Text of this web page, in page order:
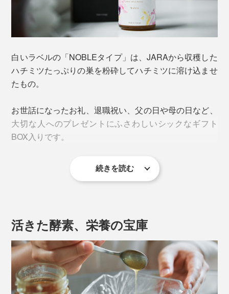
置しているから、集められたハチミツは限りなくピュ
ア。「Jara Beekeepers Association」の厳しい規定をク
リアした採蜜方法で作られたものだけが『JARA
その規定は、効率とは真逆をいく、手間暇を要するも
JARAは、リンデンの丸太をくり抜いたものを使用
し、釘を使わない（におい防止のため）。
人の住む村から4〜6km離れた場所に設置
1年に1回、秋の初めに収穫。
JARAの中につくられた巣の半分だけを収穫し、残り
半分は、ミツバチが冬を越せるようにとっておく
白いラベルの「NOBLEタイプ」は、JARAから収穫した
ハチミツたっぷりの巣を粉砕してハチミツに溶け込ませ
たもの。
お世話になったお礼、退職祝い、父の日や母の日など、
大切な人へのプレゼントにふさわしいシックなギフト
BOX入りです。
続きを読む
活きた酵素、栄養の宝庫